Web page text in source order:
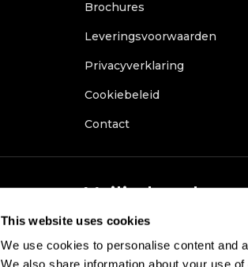
This website uses cookies
We use cookies to personalise content and
We also share information about your use
Brochures
Leveringsvoorwaarden
Privacyverklaring
Cookiebeleid
Contact
Veilig betalen